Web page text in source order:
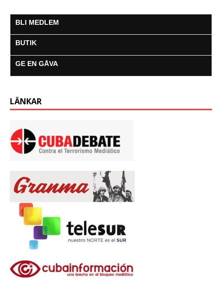
BLI MEDLEM
BUTIK
GE EN GÅVA
LÄNKAR